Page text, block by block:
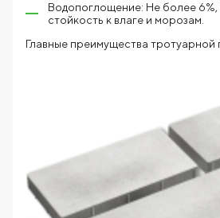
Водопоглощение: Не более 6%,
стойкость к влаге и морозам.
Главные преимущества тротуарной